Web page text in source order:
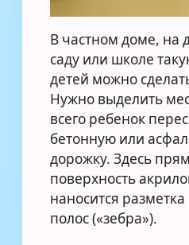
В частном доме, на
саду или школе
детей можно
Нужно выделить
всего ребенок
бетонную или
дорожку. Здесь
поверхность
наносится
полос («зебра»).